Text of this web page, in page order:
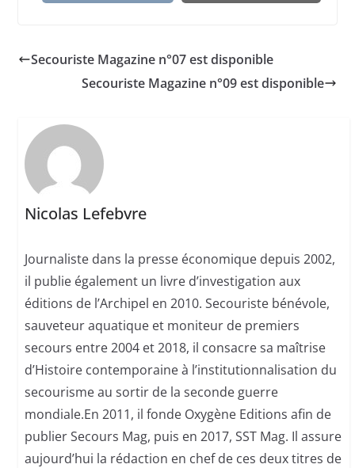
Secouriste Magazine n°07 est disponible
Secouriste Magazine n°09 est disponible
Nicolas Lefebvre
Journaliste dans la presse économique depuis 2002,
il publie également un livre d’investigation aux
éditions de l’Archipel en 2010. Secouriste bénévole,
sauveteur aquatique et moniteur de premiers
secours entre 2004 et 2018, il consacre sa maîtrise
d’Histoire contemporaine à l’institutionnalisation du
secourisme au sortir de la seconde guerre
mondiale.En 2011, il fonde Oxygène Editions afin de
publier Secours Mag, puis en 2017, SST Mag. Il assure
aujourd’hui la rédaction en chef de ces deux titres de